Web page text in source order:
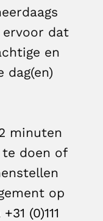
ervoor dat
en
dag(en)
minuten
doen of
op
+31 (0)111